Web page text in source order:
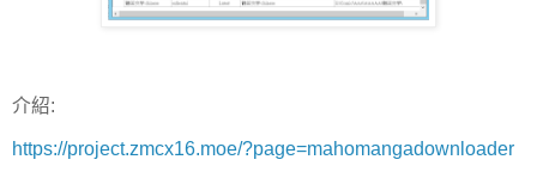
介紹:
https://project.zmcx16.moe/?page=mahomangadownloader